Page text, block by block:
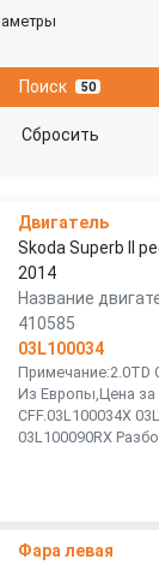
Поиск 50
Сбросить
Двигатель
Skoda Superb II
2014
Название
410585
03L100034
Примечание:2.0TD
Из Европы,Цена за
CFF.03L100034X
03L100090RX
Фара левая